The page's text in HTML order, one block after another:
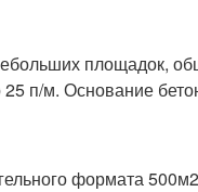
площадок,
п/м. Основание
формата 500м2